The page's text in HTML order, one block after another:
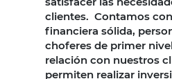
clientes. Contamos
financiera sólida,
choferes de primer
relación con nuestros
permiten realizar